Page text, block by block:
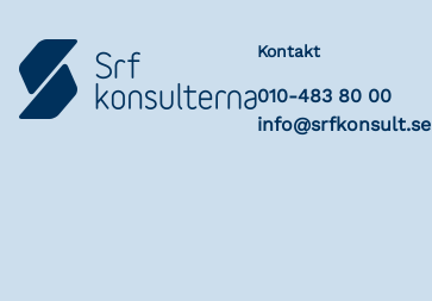
Kontakt
010-483 80 00
info@srfkonsult.se